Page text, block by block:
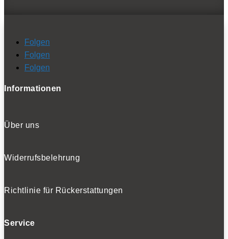
Folgen
Folgen
Folgen
Informationen
Über uns
Widerrufsbelehrung
Richtlinie für Rückerstattungen
Service